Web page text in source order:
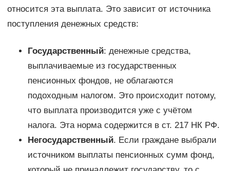
относится эта выплата. Это зависит от источника
поступления денежных средств:
Государственный: денежные средства,
выплачиваемые из государственных
пенсионных фондов, не облагаются
подоходным налогом. Это происходит потому,
что выплата производится уже с учётом
налога. Эта норма содержится в ст. 217 НК РФ.
Негосударственный. Если граждане выбрали
источником выплаты пенсионных сумм фонд,